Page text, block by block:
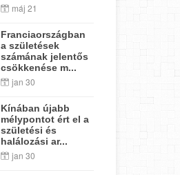
máj 21
Franciaországban
a születések
számának jelentős
csökkenése m...
jan 30
Kínában újabb
mélypontot ért el a
születési és
halálozási ar...
jan 30